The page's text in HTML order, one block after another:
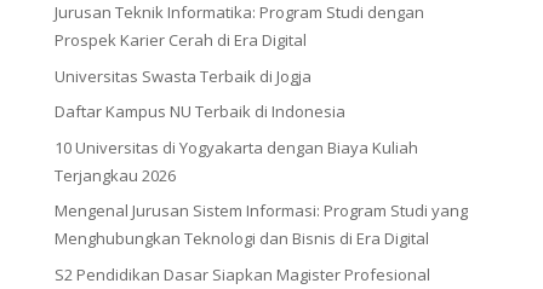
Jurusan Teknik Informatika: Program Studi dengan
Prospek Karier Cerah di Era Digital
Universitas Swasta Terbaik di Jogja
Daftar Kampus NU Terbaik di Indonesia
10 Universitas di Yogyakarta dengan Biaya Kuliah
Terjangkau 2026
Mengenal Jurusan Sistem Informasi: Program Studi yang
Menghubungkan Teknologi dan Bisnis di Era Digital
S2 Pendidikan Dasar Siapkan Magister Profesional